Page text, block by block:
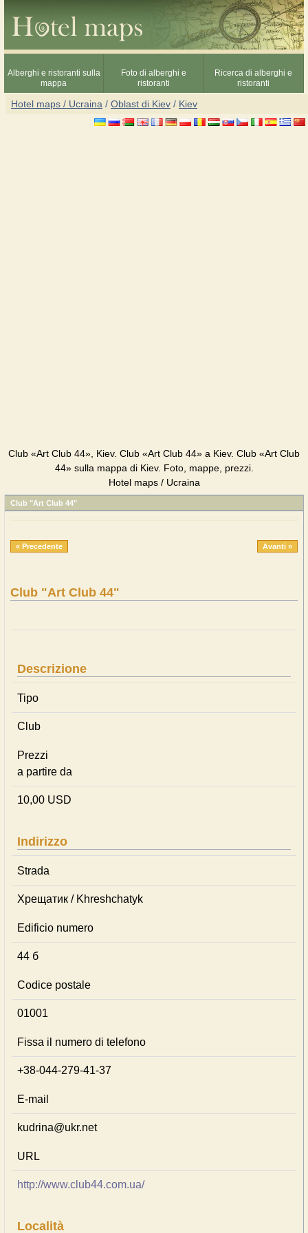
Alberghi e ristoranti sulla
mappa
Foto di alberghi e
ristoranti
Ricerca di alberghi e
ristoranti
Hotel maps / Ucraina / Oblast di Kiev / Kiev
Club «Art Club 44», Kiev. Club «Art Club 44» a Kiev. Club «Art Club
44» sulla mappa di Kiev. Foto, mappe, prezzi.
Hotel maps / Ucraina
Club "Art Club 44"
« Precedente Avanti »
Club "Art Club 44"
Descrizione
Tipo
Club
Prezzi
a partire da
10,00 USD
Indirizzo
Strada
Хрещатик / Khreshchatyk
Edificio numero
44 б
Codice postale
01001
Fissa il numero di telefono
+38-044-279-41-37
E-mail
kudrina@ukr.net
URL
http://www.club44.com.ua/
Località